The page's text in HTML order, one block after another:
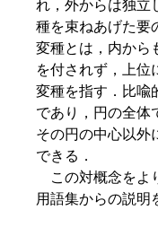
れ，外からは独立
種を束ねあげた要
変種とは，内から
を付されず，上位
変種を指す．比喩
であり，円の全体
その円の中心以外
できる．
この対概念をよ
用語集からの説明